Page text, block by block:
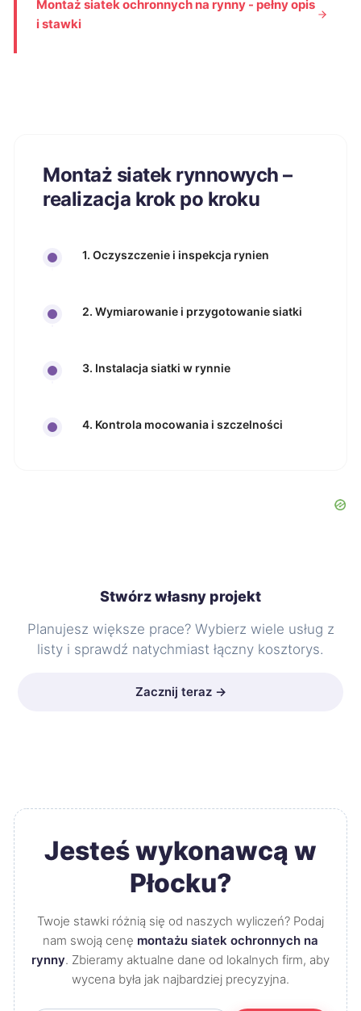
Montaż siatek ochronnych na rynny - pełny opis
i stawki
Montaż siatek rynnowych –
realizacja krok po kroku
1. Oczyszczenie i inspekcja rynien
2. Wymiarowanie i przygotowanie siatki
3. Instalacja siatki w rynnie
4. Kontrola mocowania i szczelności
Stwórz własny projekt
Planujesz większe prace? Wybierz wiele usług z
listy i sprawdź natychmiast łączny kosztorys.
Zacznij teraz →
Jesteś wykonawcą w
Płocku?
Twoje stawki różnią się od naszych wyliczeń? Podaj
nam swoją cenę montażu siatek ochronnych na
rynny. Zbieramy aktualne dane od lokalnych firm, aby
wycena była jak najbardziej precyzyjna.